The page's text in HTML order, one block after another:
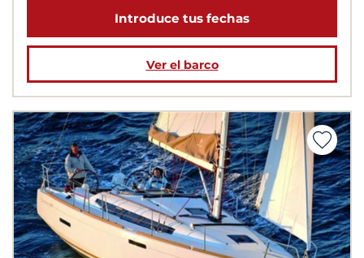
Introduce tus fechas
Ver el barco